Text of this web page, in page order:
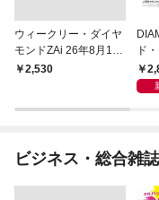
ウィークリー・ダイヤ
モンドZAi 26年8月10
日・17日合併号
￥2,530
ド
ー
「上
ビジネス・総合雑